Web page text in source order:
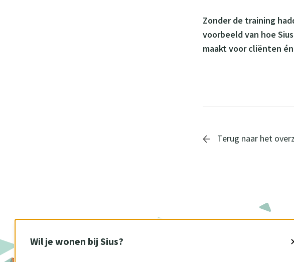
Wil je wonen bij Sius?
Zonder de training
voorbeeld van hoe
maakt voor cliënten
Terug naar het